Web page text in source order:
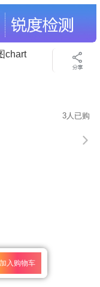
chart
3人已购
加入购物车